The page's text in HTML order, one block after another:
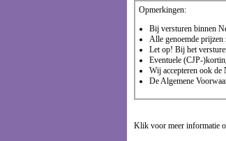
Opmerkingen:
Bij versturen binnen
Alle genoemde
Let op! Bij het
Eventuele (CJP-
Wij accepteren ook de
De Algemene
Klik voor meer informatie